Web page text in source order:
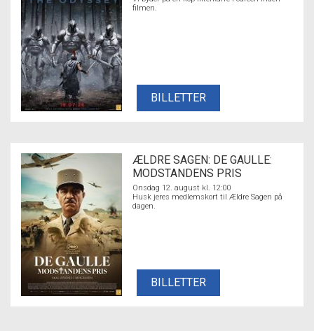
filmen.
BILLETTER
ÆLDRE SAGEN: DE GAULLE:
MODSTANDENS PRIS
Onsdag 12. august kl. 12:00
Husk jeres medlemskort til Ældre Sagen på
dagen.
BILLETTER